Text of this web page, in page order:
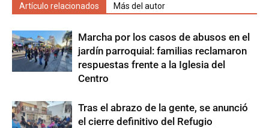
Artículo relacionados Más del autor
Marcha por los casos de abusos en el
jardín parroquial: familias reclamaron
respuestas frente a la Iglesia del
Centro
Tras el abrazo de la gente, se anunció
el cierre definitivo del Refugio